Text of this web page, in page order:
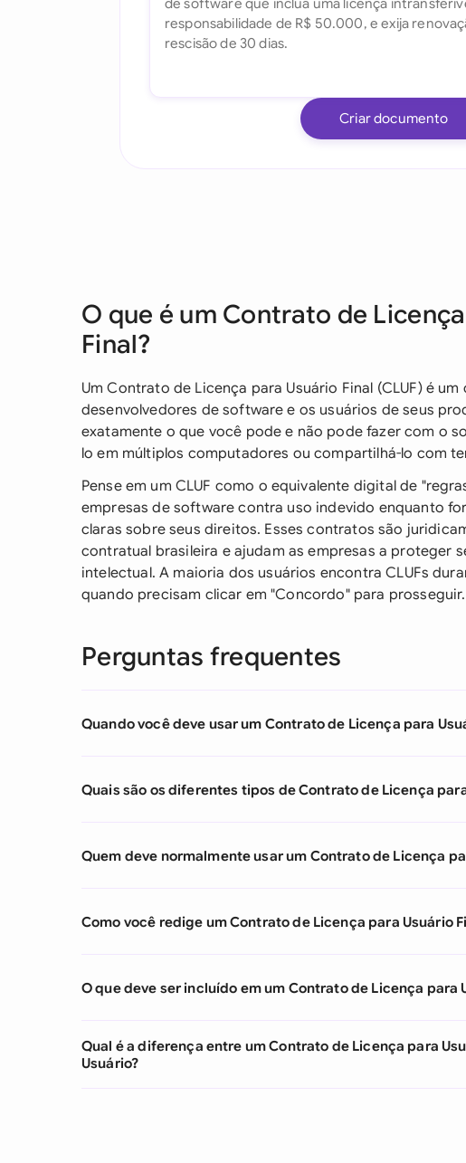
Criar documento
O que é um Contrato de
Final?
Um Contrato de Licença para Usuário Final (CLUF) é
desenvolvedores de software e os usuários de seus
exatamente o que você pode e não pode fazer com o
lo em múltiplos computadores ou compartilhá-lo com
Pense em um CLUF como o equivalente digital de
empresas de software contra uso indevido enquanto
claras sobre seus direitos. Esses contratos são
contratual brasileira e ajudam as empresas a proteger
intelectual. A maioria dos usuários encontra CLUFs
quando precisam clicar em "Concordo" para prosseguir.
Perguntas frequentes
Quando você deve usar um Contrato de Licença para
Quais são os diferentes tipos de Contrato de Licença
Quem deve normalmente usar um Contrato de Licença
Como você redige um Contrato de Licença para Usuário
O que deve ser incluído em um Contrato de Licença para
Qual é a diferença entre um Contrato de Licença para
Usuário?